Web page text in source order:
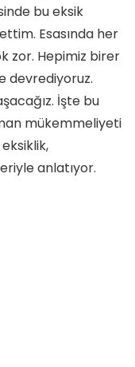
bu eksik
Esasında her
zor. Hepimiz birer
devrediyoruz.
İşte bu
mükemmeliyeti
anlatıyor.